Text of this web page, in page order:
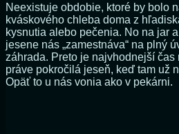
Neexistuje obdobie, ktoré by bolo
kváskového chleba doma z
kysnutia alebo pečenia. No na jar
jesene nás „zamestnáva“ na plný
záhrada. Preto je najvhodnejší čas
práve pokročilá jeseň, keď tam už
Opäť to u nás vonia ako v pekárni.